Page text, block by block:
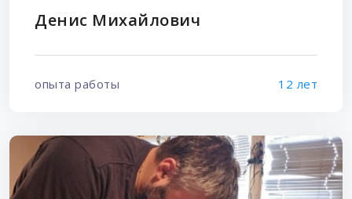
Денис Михайлович
опыта работы 12 лет